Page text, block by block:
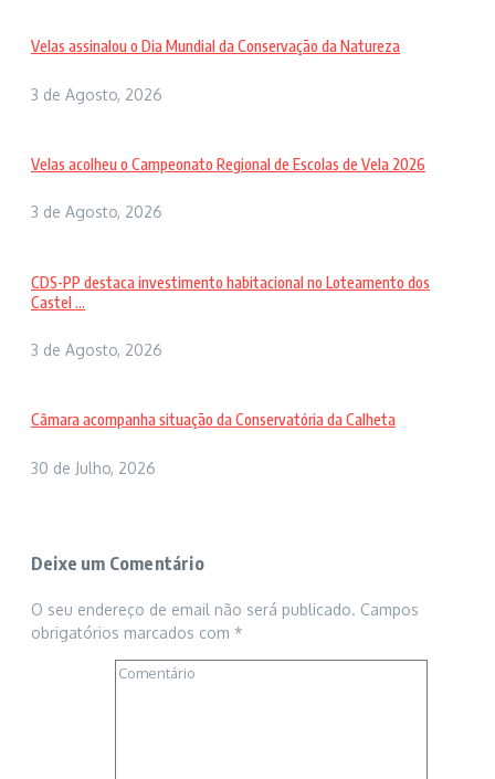
Velas assinalou o Dia Mundial da Conservação da Natureza
3 de Agosto, 2026
Velas acolheu o Campeonato Regional de Escolas de Vela 2026
3 de Agosto, 2026
CDS-PP destaca investimento habitacional no Loteamento dos
Castel ...
3 de Agosto, 2026
Câmara acompanha situação da Conservatória da Calheta
30 de Julho, 2026
Deixe um Comentário
O seu endereço de email não será publicado. Campos
obrigatórios marcados com *